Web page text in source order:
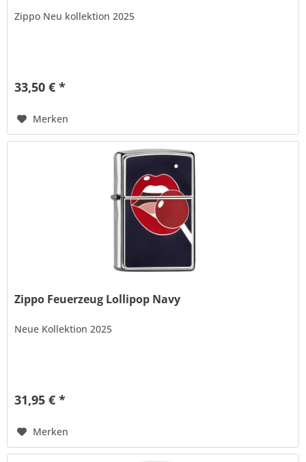
Zippo Neu kollektion 2025
33,50 € *
Merken
Zippo Feuerzeug Lollipop Navy
Neue Kollektion 2025
31,95 € *
Merken